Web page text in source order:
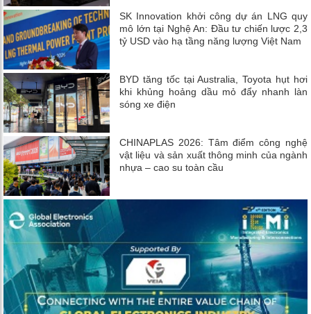
SK Innovation khởi công dự án LNG quy
mô lớn tại Nghệ An: Đầu tư chiến lược 2,3
tỷ USD vào hạ tầng năng lượng Việt Nam
BYD tăng tốc tại Australia, Toyota hụt hơi
khi khủng hoảng dầu mỏ đẩy nhanh làn
sóng xe điện
CHINAPLAS 2026: Tâm điểm công nghệ
vật liệu và sản xuất thông minh của ngành
nhựa – cao su toàn cầu